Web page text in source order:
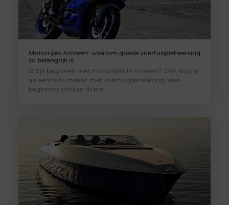
Motorrijles Arnhem: waarom goede voertuigbeheersing
zo belangrijk is
Wil je beginnen met motorrijles in Arnhem? Dan krijg je
als eerste te maken met voertuigbeheersing. Veel
beginners denken direct